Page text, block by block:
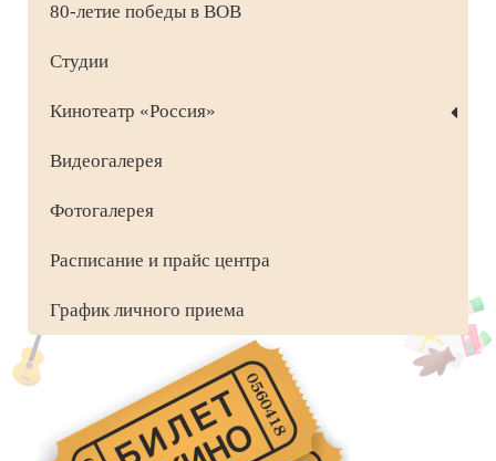
80-летие победы в ВОВ
Студии
Кинотеатр «Россия»
Видеогалерея
Фотогалерея
Расписание и прайс центра
График личного приема